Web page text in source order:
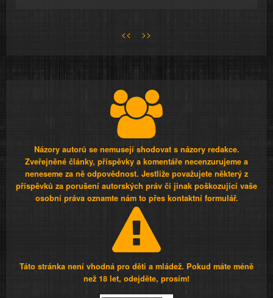
<< >>
Názory autorů se nemusejí shodovat s názory redakce.
Zveřejněné články, příspěvky a komentáře necenzurujeme a
neneseme za ně odpovědnost. Jestliže považujete některý z
příspěvků za porušení autorských práv či jinak poškozující vaše
osobní práva oznamte nám to přes kontaktní formulář.
Táto stránka není vhodná pro děti a mládež. Pokud máte méně
než 18 let, odejděte, prosím!